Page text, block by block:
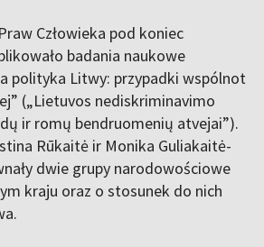
Człowieka pod koniec
badania naukowe
polityka Litwy: przypadki wspólnot
(„Lietuvos nediskriminavimo
ir romų bendruomenių atvejai”).
Rūkaitė ir Monika Guliakaitė-
dwie grupy narodowościowe
kraju oraz o stosunek do nich